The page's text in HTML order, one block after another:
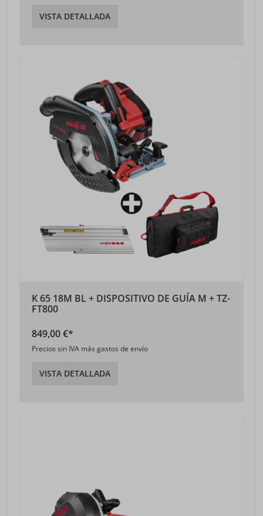
VISTA DETALLADA
K 65 18M BL + DISPOSITIVO DE GUÍA M + TZ-
FT800
849,00 €*
Precios sin IVA más gastos de envío
VISTA DETALLADA